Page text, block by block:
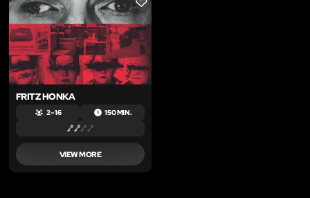
LIKE
FRITZ HONKA
2 – 16 150 MIN.
VIEW MORE